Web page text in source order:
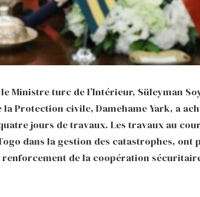
Ministre turc de l’Intérieur, Süleyman
Protection civile, Damehame Yark, a
jours de travaux. Les travaux au
dans la gestion des catastrophes, ont
renforcement de la coopération